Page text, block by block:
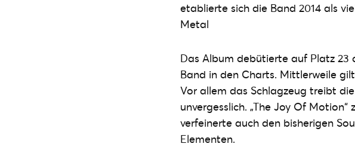
etablierte sich die Band 2014 als
Metal
Das Album debütierte auf Platz 23
Band in den Charts. Mittlerweile
Vor allem das Schlagzeug treibt
unvergesslich. „The Joy Of
verfeinerte auch den bisherigen
Elementen.